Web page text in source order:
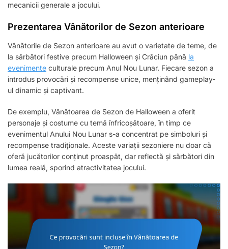
mecanicii generale a jocului.
Prezentarea Vânătorilor de Sezon anterioare
Vânătorile de Sezon anterioare au avut o varietate de teme, de
la sărbători festive precum Halloween și Crăciun până la
evenimente culturale precum Anul Nou Lunar. Fiecare sezon a
introdus provocări și recompense unice, menținând gameplay-
ul dinamic și captivant.
De exemplu, Vânătoarea de Sezon de Halloween a oferit
personaje și costume cu temă înfricoșătoare, în timp ce
evenimentul Anului Nou Lunar s-a concentrat pe simboluri și
recompense tradiționale. Aceste variații sezoniere nu doar că
oferă jucătorilor conținut proaspăt, dar reflectă și sărbători din
lumea reală, sporind atractivitatea jocului.